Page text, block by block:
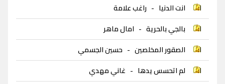
انت الدنيا - راغب علامة
بالجي بالحرية - امال ماهر
الصقور المخلصين - حسين الجسمي
لم اتحسس يدها - غاني مهدي